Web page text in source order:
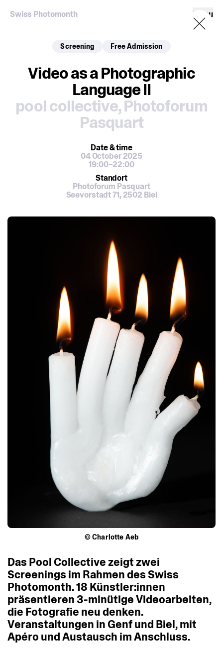
Swiss Photomonth Menu
Screening Free Admission
Video as a Photographic
Language II
pool collective,Photoforum
Pasquart
Date& time
04 October 2025
19:00–22:00
Standort
Photoforum Pasquart
Seevorstadt 71, 2502 Biel
© Charlotte Aeb
Das Pool Collectivezeigtzwei
Screenings im RahmendesSwiss
Photomonth.18 Künstler:innen
präsentieren3-minütigeVideoarbeiten,
die Fotografie neudenken.
Veranstaltungen in Genfund Biel,mit
Apéro undAustausch imAnschluss.